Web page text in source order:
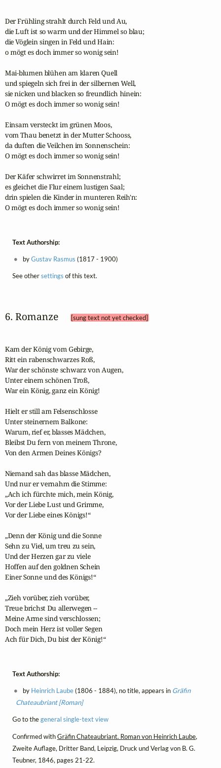
Der Frühling strahlt durch Feld und Au,
die Luft ist so warm und der Himmel so blau;
die Vöglein singen in Feld und Hain:
o mögt es doch immer so wonig sein!
Mai-blumen blühen am klaren Quell
und spiegeln sich frei in der silbernen Well,
sie nicken und blacken so freundlich hinein:
O mögt es doch immer so wonig sein!
Einsam versteckt im grünen Moos,
vom Thau benetzt in der Mutter Schooss,
da duften die Veilchen im Sonnenschein:
O mögt es doch immer so wonig sein!
Der Käfer schwirret im Sonnenstrahl;
es gleichet die Flur einem lustigen Saal;
drin spielen die Kinder in munteren Reih'n:
O mögt es doch immer so wonig sein!
Text Authorship:
byGustav Rasmus (1817 - 1900)
See othersettings of this text.
6. Romanze [sung text not yet checked]
Kam der König vom Gebirge,
Ritt ein rabenschwarzes Roß,
War der schönste schwarz von Augen,
Unter einem schönen Troß,
War ein König, ganz ein König!
Hielt er still am Felsenschlosse
Unter steinernem Balkone:
Warum, rief er, blasses Mädchen,
Bleibst Du fern von meinem Throne,
Von den Armen Deines Königs?
Niemand sah das blasse Mädchen,
Und nur er vernahm die Stimme:
„Ach ich fürchte mich, mein König,
Vor der Liebe Lust und Grimme,
Vor der Liebe eines Königs!“
„Denn der König und die Sonne
Sehn zu Viel, um treu zu sein,
Und der Herzen gar zu viele
Hoffen auf den goldnen Schein
Einer Sonne und des Königs!“
„Zieh vorüber, zieh vorüber,
Treue brichst Du allerwegen --
Meine Arme sind verschlossen;
Doch mein Herz ist voller Segen
Ach für Dich, Du bist der König!“
Text Authorship:
by Heinrich Laube(1806 - 1884), no title, appears in Gräfin
Chateaubriant [Roman]
Go to thegeneral single-text view
Confirmed withGräfin Chateaubriant. Roman von Heinrich Laube,
Zweite Auflage, Dritter Band, Leipzig, Druck und Verlag von B. G.
Teubner, 1846, pages 21-22.